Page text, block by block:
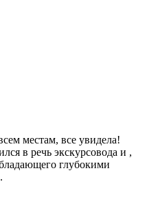
местам, все увидела!
в речь экскурсовода и ,
глубокими